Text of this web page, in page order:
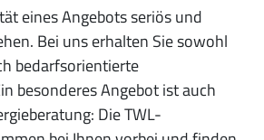
eines Angebots seriös und
Bei uns erhalten Sie sowohl
bedarfsorientierte
besonderes Angebot ist auch
Die TWL-